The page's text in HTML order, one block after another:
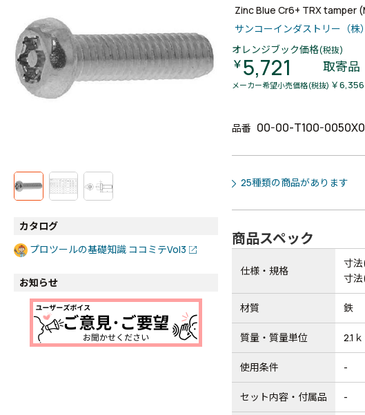
カタログ
プロツールの基礎知識 ココミテVol3
お知らせ
Zinc Blue Cr6+ TRX tamper
サンコーインダストリー（株）
オレンジブック価格(税抜)
￥5,721 取寄品
メーカー希望小売価格(税抜) ￥6,356
品番 00-00-T100-
25種類の商品があります
商品スペック
仕様・規格
寸
寸
材質 鉄
質量・質量単位 2.1
使用条件 -
セット内容・付属品 -